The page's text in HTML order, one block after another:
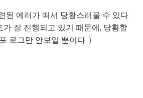
된 에러가 떠서 당황스러울 수 있다.
가 잘 진행되고 있기 때문에, 당황할
로그만 안보일 뿐이다. )